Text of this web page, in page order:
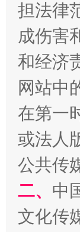
习近
“
担法律
成伤害
和经济
网站中
在第一
或法人
公共传
二、 中
文化传